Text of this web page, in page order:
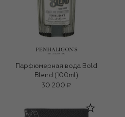
Парфюмерная вода Bold
Blend (100ml)
30 200 ₽